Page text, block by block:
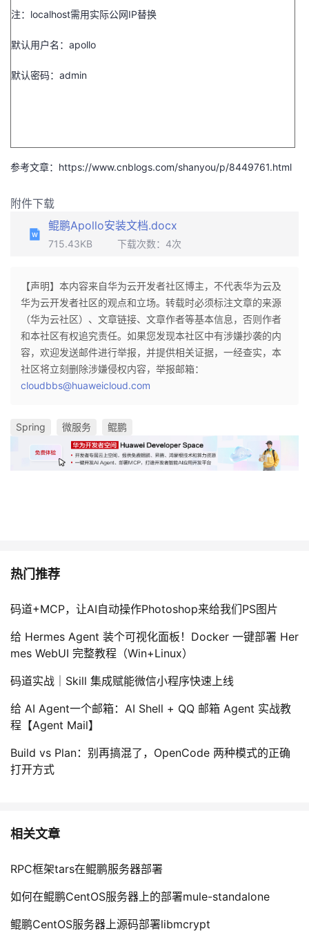
注： localhost需用实际公网IP替换
默认用户名： apollo
默认密码： admin
参考文章：https://www.cnblogs.com/shanyou/p/8449761.html
附件下载
鲲鹏Apollo安装文档.docx
715.43KB 下载次数： 4次
【声明】本内容来自华为云开发者社区博主，不代表华为云及
华为云开发者社区的观点和立场。转载时必须标注文章的来源
（华为云社区）、文章链接、文章作者等基本信息，否则作者
和本社区有权追究责任。如果您发现本社区中有涉嫌抄袭的内
容，欢迎发送邮件进行举报，并提供相关证据，一经查实，本
社区将立刻删除涉嫌侵权内容，举报邮箱：
cloudbbs@huaweicloud.com
Spring 微服务 鲲鹏
热门推荐
码道+MCP，让AI自动操作Photoshop来给我们PS图片
给 Hermes Agent 装个可视化面板！Docker 一键部署 Her
mes WebUI 完整教程（Win+Linux）
码道实战｜Skill 集成赋能微信小程序快速上线
给 AI Agent一个邮箱：AI Shell + QQ 邮箱 Agent 实战教
程【Agent Mail】
Build vs Plan：别再搞混了，OpenCode 两种模式的正确
打开方式
相关文章
RPC框架tars在鲲鹏服务器部署
如何在鲲鹏CentOS服务器上的部署mule-standalone
鲲鹏CentOS服务器上源码部署libmcrypt